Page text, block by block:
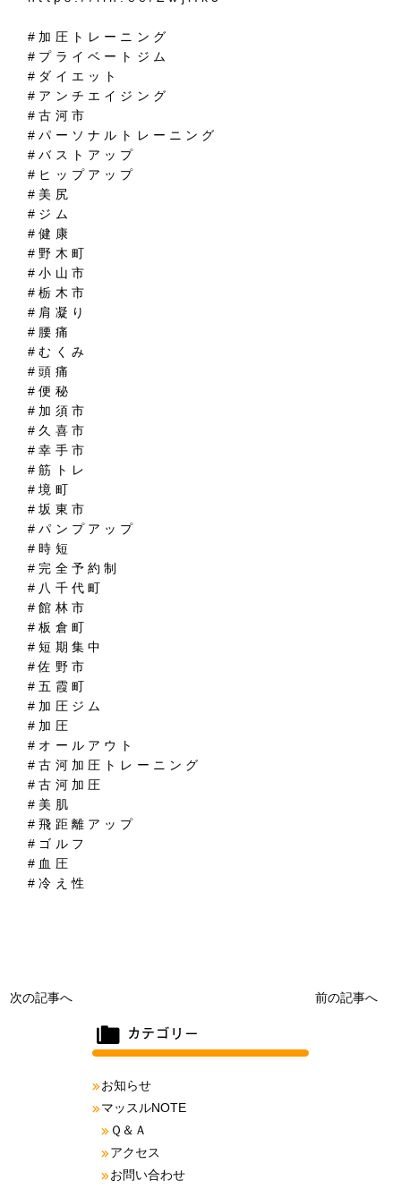
#加圧トレーニング
#プライベートジム
#ダイエット
#アンチエイジング
#古河市
#パーソナルトレーニング
#バストアップ
#ヒップアップ
#美尻
#ジム
#健康
#野木町
#小山市
#栃木市
#肩凝り
#腰痛
#むくみ
#頭痛
#便秘
#加須市
#久喜市
#幸手市
#筋トレ
#境町
#坂東市
#パンプアップ
#時短
#完全予約制
#八千代町
#館林市
#板倉町
#短期集中
#佐野市
#五霞町
#加圧ジム
#加圧
#オールアウト
#古河加圧トレーニング
#古河加圧
#美肌
#飛距離アップ
#ゴルフ
#血圧
#冷え性
次の記事へ 前の記事へ
お知らせ
マッスルNOTE
Ｑ＆Ａ
アクセス
お問い合わせ